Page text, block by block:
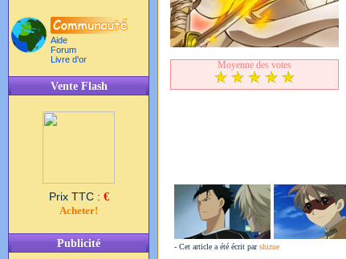
Aide
Forum
Livre d'or
Vente Flash
Prix TTC : €
Acheter!
Publicité
Moyenne des votes
- Cet article a été écrit parshizue